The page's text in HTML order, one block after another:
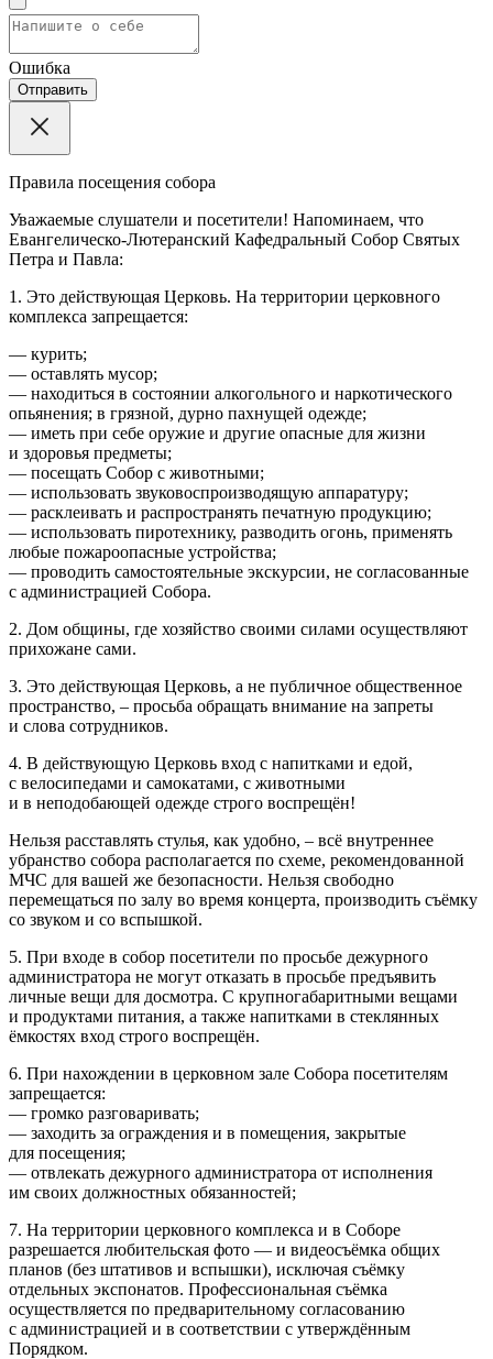
Ошибка
Отправить
Правила посещения собора
Уважаемые слушатели и посетители! Напоминаем, что
Евангелическо-Лютеранский Кафедральный Собор Святых
Петра и Павла:
1. Это действующая Церковь. На территории церковного
комплекса запрещается:
— курить;
— оставлять мусор;
— находиться в состоянии алкогольного и наркотического
опьянения; в грязной, дурно пахнущей одежде;
— иметь при себе оружие и другие опасные для жизни
и здоровья предметы;
— посещать Собор с животными;
— использовать звуковоспроизводящую аппаратуру;
— расклеивать и распространять печатную продукцию;
— использовать пиротехнику, разводить огонь, применять
любые пожароопасные устройства;
— проводить самостоятельные экскурсии, не согласованные
с администрацией Собора.
2. Дом общины, где хозяйство своими силами осуществляют
прихожане сами.
3. Это действующая Церковь, а не публичное общественное
пространство, – просьба обращать внимание на запреты
и слова сотрудников.
4. В действующую Церковь вход с напитками и едой,
с велосипедами и самокатами, с животными
и в неподобающей одежде строго воспрещён!
Нельзя расставлять стулья, как удобно, – всё внутреннее
убранство собора располагается по схеме, рекомендованной
МЧС для вашей же безопасности. Нельзя свободно
перемещаться по залу во время концерта, производить съёмку
со звуком и со вспышкой.
5. При входе в собор посетители по просьбе дежурного
администратора не могут отказать в просьбе предъявить
личные вещи для досмотра. С крупногабаритными вещами
и продуктами питания, а также напитками в стеклянных
ёмкостях вход строго воспрещён.
6. При нахождении в церковном зале Собора посетителям
запрещается:
— громко разговаривать;
— заходить за ограждения и в помещения, закрытые
для посещения;
— отвлекать дежурного администратора от исполнения
им своих должностных обязанностей;
7. На территории церковного комплекса и в Соборе
разрешается любительская фото — и видеосъёмка общих
планов (без штативов и вспышки), исключая съёмку
отдельных экспонатов. Профессиональная съёмка
осуществляется по предварительному согласованию
с администрацией и в соответствии с утверждённым
Порядком.